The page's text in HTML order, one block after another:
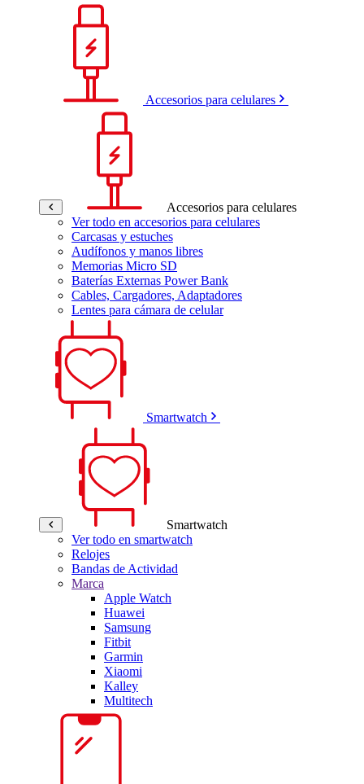
Accesorios para celulares
Accesorios para celulares
Ver todo en accesorios para celulares
Carcasas y estuches
Audífonos y manos libres
Memorias Micro SD
Baterías Externas Power Bank
Cables, Cargadores, Adaptadores
Lentes para cámara de celular
Smartwatch
Smartwatch
Ver todo en smartwatch
Relojes
Bandas de Actividad
Marca
Apple Watch
Huawei
Samsung
Fitbit
Garmin
Xiaomi
Kalley
Multitech